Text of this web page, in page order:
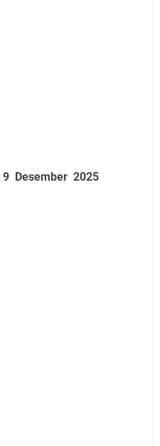
Desember 2025